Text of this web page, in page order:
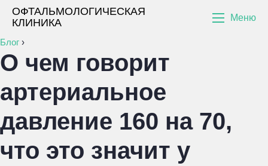
ОФТАЛЬМОЛОГИЧЕСКАЯ
КЛИНИКА
Меню
Блог ›
О чем говорит
артериальное
давление 160 на 70,
что это значит у